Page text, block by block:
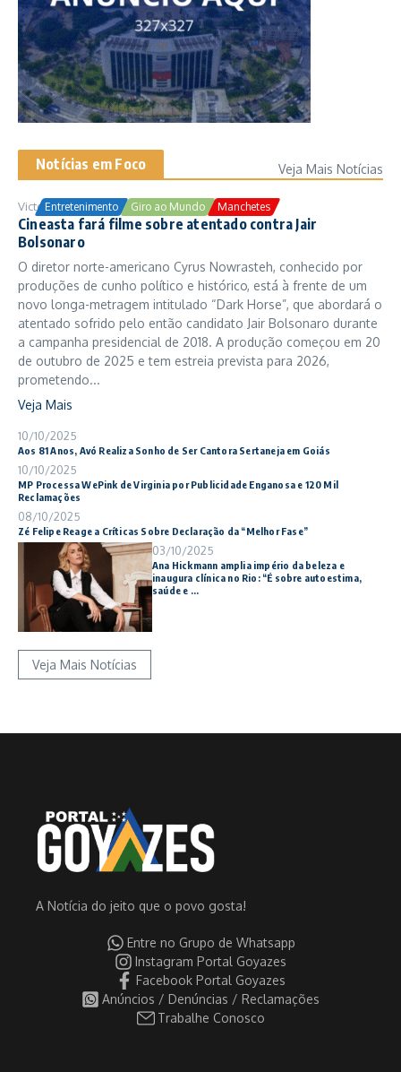
Notícias em Foco Veja Mais Notícias
Entretenimento Giro ao Mundo Manchetes
Victor Samuel 24/10/2025
Cineasta fará filme sobre atentado contra Jair
Bolsonaro
O diretor norte-americano Cyrus Nowrasteh, conhecido por
produções de cunho político e histórico, está à frente de um
novo longa-metragem intitulado “Dark Horse”, que abordará o
atentado sofrido pelo então candidato Jair Bolsonaro durante
a campanha presidencial de 2018. A produção começou em 20
de outubro de 2025 e tem estreia prevista para 2026,
prometendo...
Veja Mais
10/10/2025
Aos 81 Anos, Avó Realiza Sonho de Ser Cantora Sertaneja em Goiás
10/10/2025
MP Processa WePink de Virginia por Publicidade Enganosa e 120 Mil
Reclamações
08/10/2025
Zé Felipe Reage a Críticas Sobre Declaração da “Melhor Fase”
03/10/2025
Ana Hickmann amplia império da beleza e
inaugura clínica no Rio: “É sobre autoestima,
saúde e ...
Veja Mais Notícias
A Notícia do jeito que o povo gosta!
Entre no Grupo de Whatsapp
Instagram Portal Goyazes
Facebook Portal Goyazes
Anúncios / Denúncias / Reclamações
Trabalhe Conosco